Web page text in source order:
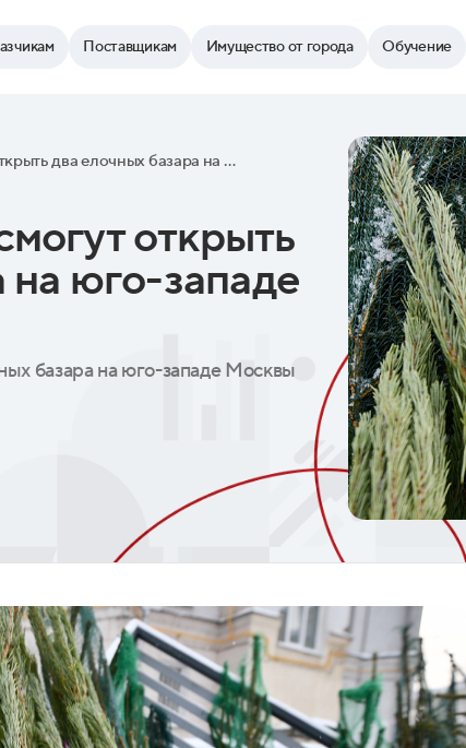
Поставщикам Имущество от города Обучение
Предприниматели смогут открыть два елочных базара на юго-западе Москвы
открыть
на юго-западе
базара на юго-западе Москвы